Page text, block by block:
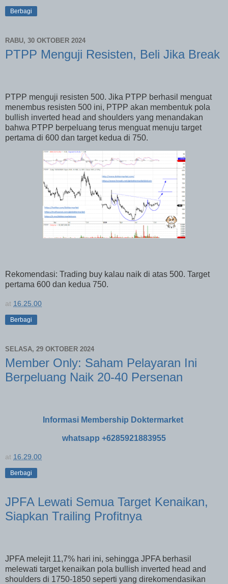
Berbagi
RABU, 30 OKTOBER 2024
PTPP Menguji Resisten, Beli Jika Break
PTPP menguji resisten 500. Jika PTPP berhasil menguat
menembus resisten 500 ini, PTPP akan membentuk pola
bullish inverted head and shoulders yang menandakan
bahwa PTPP berpeluang terus menguat menuju target
pertama di 600 dan target kedua di 750.
Rekomendasi: Trading buy kalau naik di atas 500. Target
pertama 600 dan kedua 750.
at 16.25.00
Berbagi
SELASA, 29 OKTOBER 2024
Member Only: Saham Pelayaran Ini
Berpeluang Naik 20-40 Persenan
Informasi Membership Doktermarket
whatsapp +6285921883955
at 16.29.00
Berbagi
JPFA Lewati Semua Target Kenaikan,
Siapkan Trailing Profitnya
JPFA melejit 11,7% hari ini, sehingga JPFA berhasil
melewati target kenaikan pola bullish inverted head and
shoulders di 1750-1850 seperti yang direkomendasikan